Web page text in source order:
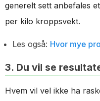
generelt sett anbefales
per kilo kroppsvekt.
Les også: Hvor mye
3. Du vil se
Hvem vil vel ikke ha